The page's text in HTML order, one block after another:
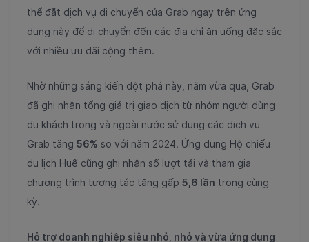
thể đặt dịch vụ di chuyển của Grab ngay trên ứng
dụng này để di chuyển đến các địa chỉ ăn uống đặc sắc
với nhiều ưu đãi cộng thêm.
Nhờ những sáng kiến đột phá này, năm vừa qua, Grab
đã ghi nhận tổng giá trị giao dịch từ nhóm người dùng
du khách trong và ngoài nước sử dụng các dịch vụ
Grab tăng 56% so với năm 2024. Ứng dụng Hộ chiếu
du lịch Huế cũng ghi nhận số lượt tải và tham gia
chương trình tương tác tăng gấp 5,6 lần trong cùng
kỳ.
Hỗ trợ doanh nghiệp siêu nhỏ, nhỏ và vừa ứng dụng